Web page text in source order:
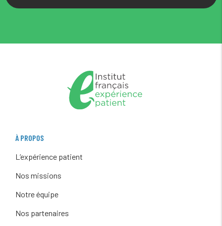
À PROPOS
L’expérience patient
Nos missions
Notre équipe
Nos partenaires